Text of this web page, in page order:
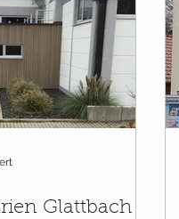
Glattbach